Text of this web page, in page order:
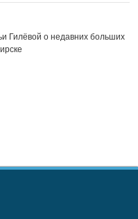
Гилёвой о недавних больших